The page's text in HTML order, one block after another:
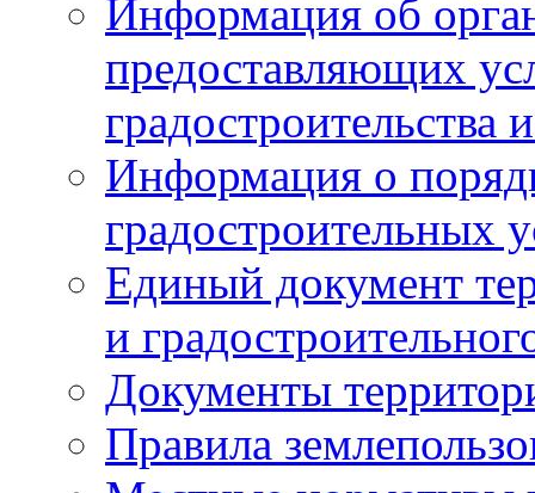
Информация об
предоставляющих
градостроительства
Информация о
градостроительных
Единый документ
и
Документы
Правила